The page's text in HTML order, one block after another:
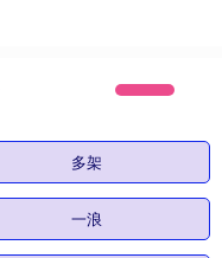
多架
一浪